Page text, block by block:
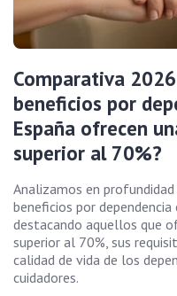
Comparativa
beneficios por
España ofrecen
superior al 70%?
Analizamos en
beneficios por dependencia
destacando aquellos que
superior al 70%, sus
calidad de vida de los
cuidadores.